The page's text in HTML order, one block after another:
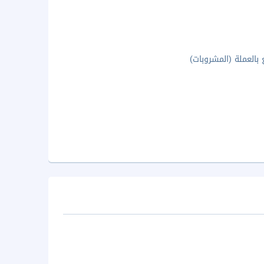
بالعملة (المشروبات)